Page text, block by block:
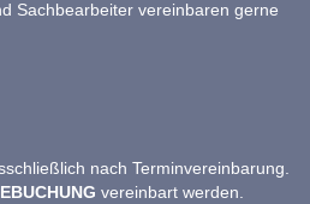
Sachbearbeiter vereinbaren gerne
nach Terminvereinbarung.
vereinbart werden.